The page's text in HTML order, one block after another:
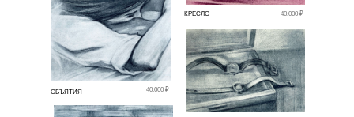
КРЕСЛО 40.000 ₽
ОБЪЯТИЯ 40.000 ₽